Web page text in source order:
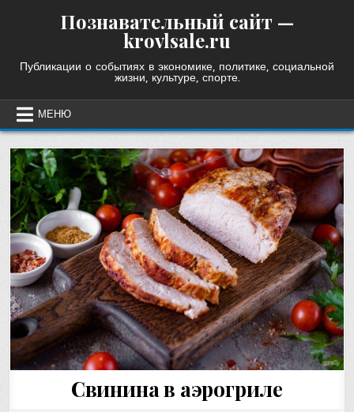
Познавательный сайт —
krovlsale.ru
Публикации о событиях в экономике, политике, социальной
жизни, культуре, спорте.
МЕНЮ
Свинина в аэрогриле